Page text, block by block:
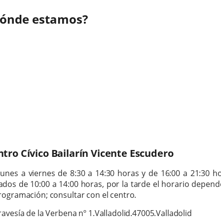
estamos?
Cívico Bailarín Vicente Escudero
a viernes de 8:30 a 14:30 horas y de 16:00 a 21:30
de 10:00 a 14:00 horas, por la tarde el horario
consultar con el centro.
de la Verbena nº 1.Valladolid.47005.Valladolid